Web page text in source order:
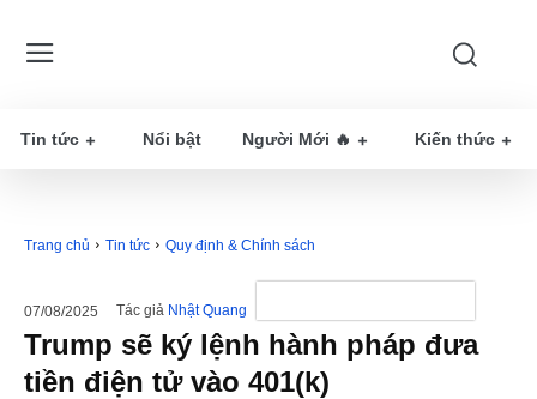
Tin tức Nổi bật Người Mới 🔥 Kiến thức
Trang chủ Tin tức Quy định & Chính sách
07/08/2025 Tác giả Nhật Quang
Trump sẽ ký lệnh hành pháp đưa
tiền điện tử vào 401(k)